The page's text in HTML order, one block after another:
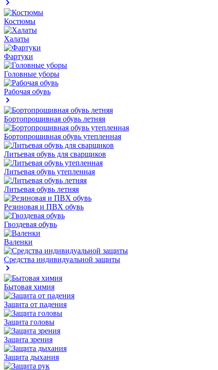
Костюмы
Халаты
Фартуки
Головные уборы
Рабочая обувь
Бортопрошивная обувь летняя
Бортопрошивная обувь утепленная
Литьевая обувь для сварщиков
Литьевая обувь утепленная
Литьевая обувь летняя
Резиновая и ПВХ обувь
Гвоздевая обувь
Валенки
Средства индивидуальной защиты
Бытовая химия
Защита от падения
Защита головы
Защита зрения
Защита дыхания